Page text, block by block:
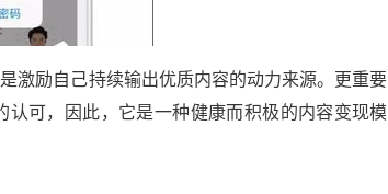
激励自己持续输出优质内容的动力来源。更重要
可，因此，它是一种健康而积极的内容变现模